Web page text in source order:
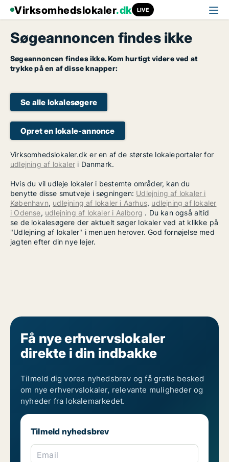
Virksomhedslokaler.dk LIVE
Søgeannoncen findes ikke
Søgeannoncen findes ikke. Kom hurtigt videre ved at
trykke på en af disse knapper:
Se alle lokalesøgere
Opret en lokale-annonce
Virksomhedslokaler.dk er en af de største lokaleportaler for
udlejning af lokaler i Danmark.
Hvis du vil udleje lokaler i bestemte områder, kan du
benytte disse smutveje i søgningen: Udlejning af lokaler i
København, udlejning af lokaler i Aarhus, udlejning af lokaler
i Odense, udlejning af lokaler i Aalborg . Du kan også altid
se de lokalesøgere der aktuelt søger lokaler ved at klikke på
"Udlejning af lokaler" i menuen herover. God fornøjelse med
jagten efter din nye lejer.
Få nye erhvervslokaler
direkte i din indbakke
Tilmeld dig vores nyhedsbrev og få gratis besked
om nye erhvervslokaler, relevante muligheder og
nyheder fra lokalemarkedet.
Tilmeld nyhedsbrev
Email